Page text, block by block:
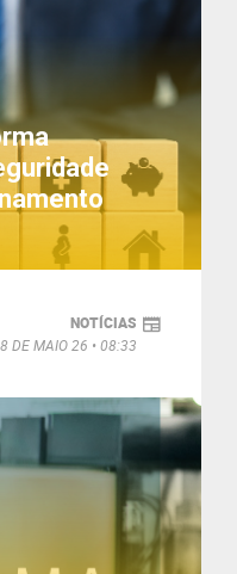
NOTÍCIAS
DE MAIO 26
08:33